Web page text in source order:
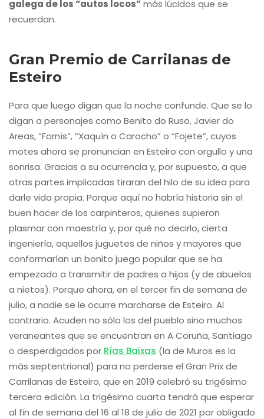
galega de los “autos locos”más lúcidos que se
recuerdan.
Gran Premio de Carrilanas de
Esteiro
Para que luego digan que la noche confunde. Que se lo
digan a personajes como Benito do Ruso, Javier do
Areas, “Fornís”, “Xaquín o Carocho” o “Fojete”, cuyos
motes ahora se pronuncian en Esteiro con orgullo y una
sonrisa. Gracias a su ocurrencia y, por supuesto, a que
otras partes implicadas tiraran del hilo de su idea para
darle vida propia. Porque aquí no habría historia sin el
buen hacer de los carpinteros, quienes supieron
plasmar con maestría y, por qué no decirlo, cierta
ingeniería, aquellos juguetes de niños y mayores que
conformarían un bonito juego popular que se ha
empezado a transmitir de padres a hijos (y de abuelos
a nietos). Porque ahora, en el tercer fin de semana de
julio, a nadie se le ocurre marcharse de Esteiro. Al
contrario. Acuden no sólo los del pueblo sino muchos
veraneantes que se encuentran en A Coruña, Santiago
o desperdigados por Rías Baixas (la de Muros es la
más septentrional) para no perderse el Gran Prix de
Carrilanas de Esteiro, que en 2019 celebró su trigésimo
tercera edición. La trigésimo cuarta tendrá que esperar
al fin de semana del 16 al 18 de julio de 2021 por obligado